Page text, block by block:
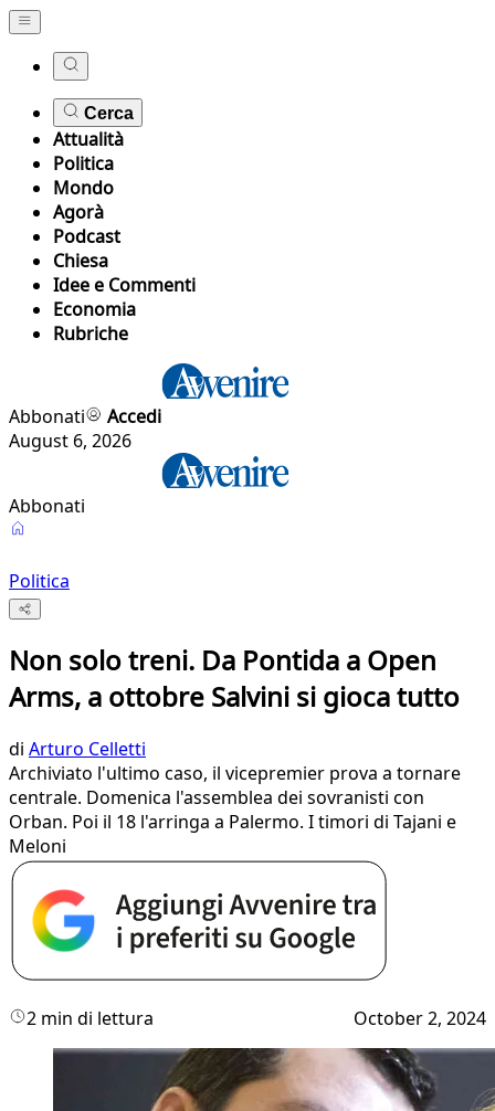
Cerca
Attualità
Politica
Mondo
Agorà
Podcast
Chiesa
Idee e Commenti
Economia
Rubriche
Abbonati
Accedi
August 6, 2026
Abbonati
Politica
Non solo treni. Da Pontida a Open
Arms, a ottobre Salvini si gioca tutto
di Arturo Celletti
Archiviato l'ultimo caso, il vicepremier prova a tornare
centrale. Domenica l'assemblea dei sovranisti con
Orban. Poi il 18 l'arringa a Palermo. I timori di Tajani e
Meloni
2 min di lettura October 2, 2024